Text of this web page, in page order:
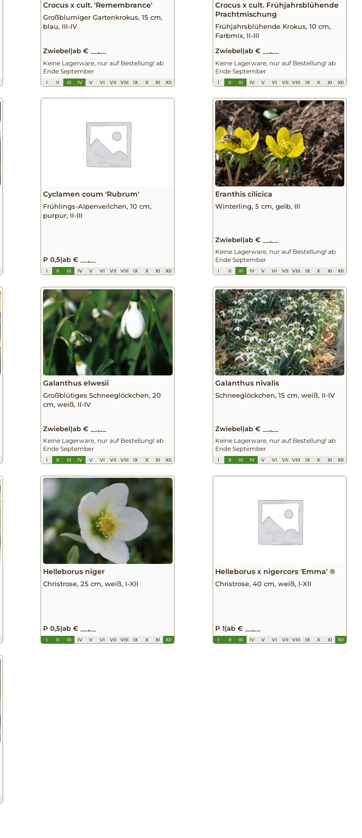
Crocus x cult. 'Remembrance'
Großblumiger Gartenkrokus, 15 cm,
blau, III-IV
Zwiebel|ab € __,__
Keine Lagerware, nur auf Bestellung! ab
Ende September
I II III IV V VI VII VIII IX X XI XII
Crocus x cult. Frühjahrsblühende
Prachtmischung
Frühjahrsblühende Krokus, 10 cm,
Farbmix, II-III
Zwiebel|ab € __,__
Keine Lagerware, nur auf Bestellung! ab
Ende September
I II III IV V VI VII VIII IX X XI XII
Cyclamen coum 'Rubrum'
Frühlings-Alpenveilchen, 10 cm,
purpur, II-III
P 0,5|ab € __,__
I II III IV V VI VII VIII IX X XI XII
Eranthis cilicica
Winterling, 5 cm, gelb, III
Zwiebel|ab € __,__
Keine Lagerware, nur auf Bestellung! ab
Ende September
I II III IV V VI VII VIII IX X XI XII
Galanthus elwesii
Großblütiges Schneeglöckchen, 20
cm, weiß, II-IV
Zwiebel|ab € __,__
Keine Lagerware, nur auf Bestellung! ab
Ende September
I II III IV V VI VII VIII IX X XI XII
Galanthus nivalis
Schneeglöckchen, 15 cm, weiß, II-IV
Zwiebel|ab € __,__
Keine Lagerware, nur auf Bestellung! ab
Ende September
I II III IV V VI VII VIII IX X XI XII
Helleborus niger
Christrose, 25 cm, weiß, I-XII
P 0,5|ab € __,__
I II III IV V VI VII VIII IX X XI XII
Helleborus x nigercors 'Emma' ®
Christrose, 40 cm, weiß, I-XII
P 1|ab € __,__
I II III IV V VI VII VIII IX X XI XII